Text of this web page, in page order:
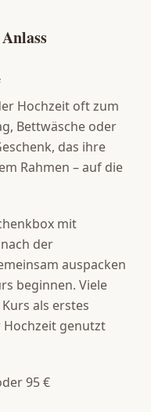
Hochzeit oft zum
Bettwäsche oder
das ihre
Rahmen – auf die
mit
der
auspacken
beginnen. Viele
als erstes
Hochzeit genutzt
95 €